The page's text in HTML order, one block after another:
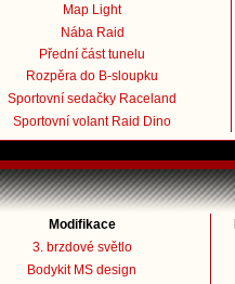
Map Light
Nába Raid
Přední část tunelu
Rozpěra do B-sloupku
Sportovní sedačky Raceland
Sportovní volant Raid Dino
Modifikace
3. brzdové světlo
Bodykit MS design